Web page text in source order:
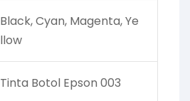
Black, Cyan, Magenta, Ye
llow
Tinta Botol Epson 003